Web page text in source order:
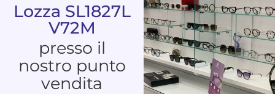
Lozza SL1827L
V72M
presso il
nostro punto
vendita